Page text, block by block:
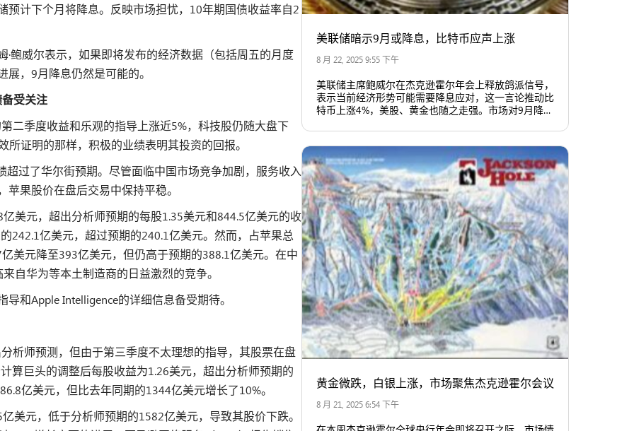
计下个月将降息。反映市场担忧，10年期国债收益率自2
鲍威尔表示，如果即将发布的经济数据（包括周五的月度
，9月降息仍然是可能的。
受关注
二季度收益和乐观的指导上涨近5%，科技股仍随大盘下
证明的那样，积极的业绩表明其投资的回报。
超过了华尔街预期。尽管面临中国市场竞争加剧，服务收入
果股价在盘后交易中保持平稳。
美元，超出分析师预期的每股1.35美元和844.5亿美元的收
242.1亿美元，超过预期的240.1亿美元。然而，占苹果总
美元降至393亿美元，但仍高于预期的388.1亿美元。在中
自华为等本土制造商的日益激烈的竞争。
和Apple Intelligence的详细信息备受期待。
析师预测，但由于第三季度不太理想的指导，其股票在盘
算巨头的调整后每股收益为1.26美元，超出分析师预期的
亿美元，但比去年同期的1344亿美元增长了10%。
美元，低于分析师预期的1582亿美元，导致其股价下跌。
美联储暗示9月或降息，比特币应声上涨
8 月 22, 2025 9:55 下午
美联储主席鲍威尔在杰克逊霍尔年会上释放鸽派信号，
表示当前经济形势可能需要降息应对，这一言论推动比
特币上涨4%，美股、黄金也随之走强。市场对9月降息
降，整体市场情绪明显转向乐观。
黄金微跌，白银上涨，市场聚焦杰克逊霍尔会议
8 月 21, 2025 6:54 下午